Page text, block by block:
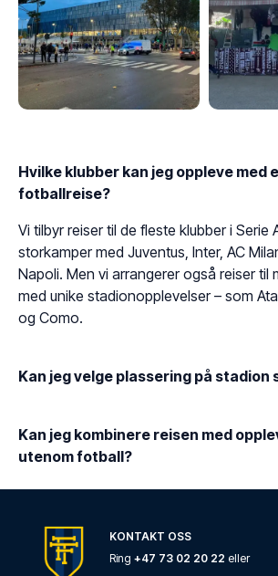
Hvilke klubber kan jeg oppleve med
fotballreise?
Vi tilbyr reiser til de fleste klubber i Serie
storkamper med Juventus, Inter, AC
Napoli. Men vi arrangerer også reiser til
med unike stadionopplevelser – som
og Como.
Kan jeg velge plassering på stadion
Kan jeg kombinere reisen med
utenom fotball?
KONTAKT OSS
Ring +47 73 02 20 22 eller